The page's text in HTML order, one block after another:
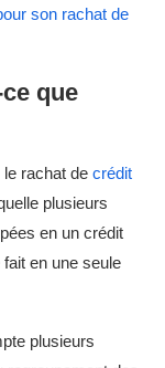
son rachat de
que
le rachat de crédit
plusieurs
en un crédit
en une seule
plusieurs